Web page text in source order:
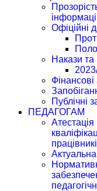
Офіційні
Накази
Фінансові
Публічні
ПЕДАГОГАМ